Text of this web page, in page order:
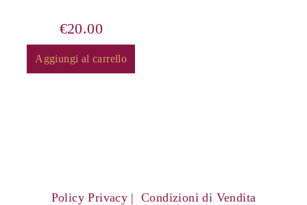
€20.00
Aggiungi al carrello
Policy Privacy Condizioni di Vendita